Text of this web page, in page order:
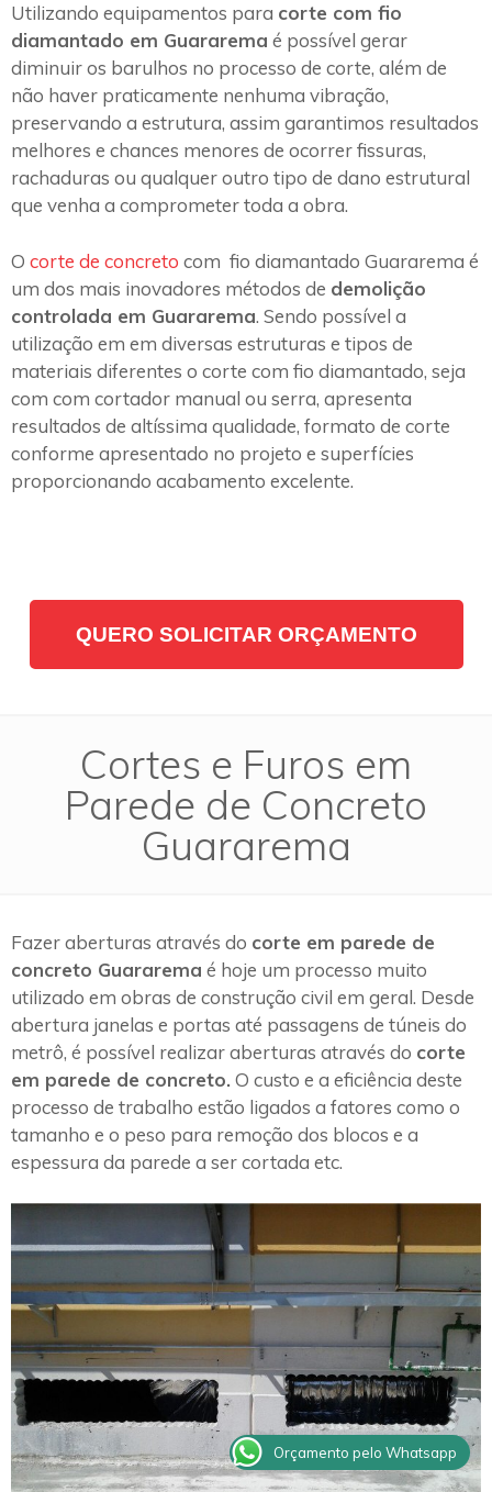
Utilizando equipamentos para corte com fio
diamantado em Guararema é possível gerar
diminuir os barulhos no processo de corte, além de
não haver praticamente nenhuma vibração,
preservando a estrutura, assim garantimos resultados
melhores e chances menores de ocorrer fissuras,
rachaduras ou qualquer outro tipo de dano estrutural
que venha a comprometer toda a obra.
O corte de concreto com fio diamantado Guararema é
um dos mais inovadores métodos de demolição
controlada em Guararema. Sendo possível a
utilização em em diversas estruturas e tipos de
materiais diferentes o corte com fio diamantado, seja
com com cortador manual ou serra, apresenta
resultados de altíssima qualidade, formato de corte
conforme apresentado no projeto e superfícies
proporcionando acabamento excelente.
QUERO SOLICITAR ORÇAMENTO
Cortes e Furos em
Parede de Concreto
Guararema
Fazer aberturas através do corte em parede de
concreto Guararema é hoje um processo muito
utilizado em obras de construção civil em geral. Desde
abertura janelas e portas até passagens de túneis do
metrô, é possível realizar aberturas através do corte
em parede de concreto. O custo e a eficiência deste
processo de trabalho estão ligados a fatores como o
tamanho e o peso para remoção dos blocos e a
espessura da parede a ser cortada etc.
Orçamento pelo Whatsapp